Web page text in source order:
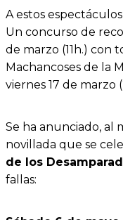
A estos
Un concurso de
de marzo (11h.) con
Machancoses de la
viernes 17 de marzo
Se ha anunciado, al
novillada que se
de los
fallas: